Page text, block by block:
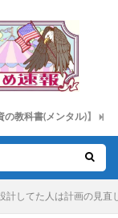
の教科書(メンタル)】
計してた人は計画の見